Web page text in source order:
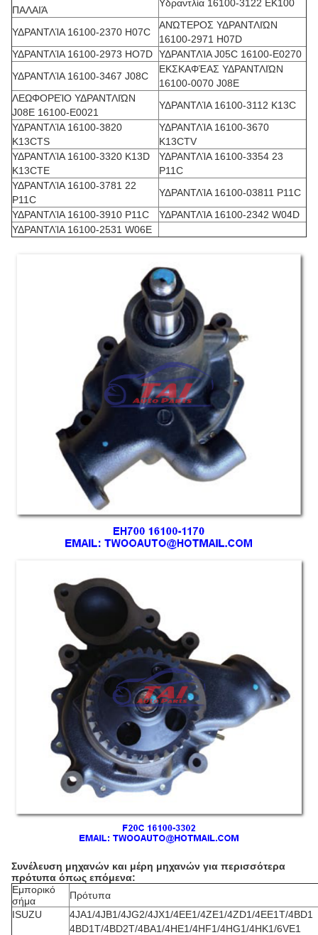
ΠΑΛΑΙΆ
Υδραντλία 16100-3122 EK100
ΥΔΡΑΝΤΛΊΑ 16100-2370 H07C
ΑΝΏΤΕΡΟΣ ΥΔΡΑΝΤΛΙΏΝ
16100-2971 H07D
ΥΔΡΑΝΤΛΊΑ 16100-2973 HO7D ΥΔΡΑΝΤΛΊΑ J05C 16100-E0270
ΥΔΡΑΝΤΛΊΑ 16100-3467 J08C
ΕΚΣΚΑΦΈΑΣ ΥΔΡΑΝΤΛΙΏΝ
16100-0070 J08E
ΛΕΩΦΟΡΕΊΟ ΥΔΡΑΝΤΛΙΏΝ
J08E 16100-E0021
ΥΔΡΑΝΤΛΊΑ 16100-3112 K13C
ΥΔΡΑΝΤΛΊΑ 16100-3820
K13CTS
ΥΔΡΑΝΤΛΊΑ 16100-3670
K13CTV
ΥΔΡΑΝΤΛΊΑ 16100-3320 K13D
K13CTE
ΥΔΡΑΝΤΛΊΑ 16100-3354 23
P11C
ΥΔΡΑΝΤΛΊΑ 16100-3781 22
P11C
ΥΔΡΑΝΤΛΊΑ 16100-03811 P11C
ΥΔΡΑΝΤΛΊΑ 16100-3910 P11C
ΥΔΡΑΝΤΛΊΑ 16100-2342 W04D
ΥΔΡΑΝΤΛΊΑ 16100-2531 W06E
Συνέλευση μηχανών και μέρη μηχανών για περισσότερα
πρότυπα όπως επόμενα:
Εμπορικό
σήμα
Πρότυπα
ISUZU
4JA1/4JB1/4JG2/4JX1/4EE1/4ZE1/4ZD1/4EE1T/4BD1
4BD1T/4BD2T/4BA1/4HE1/4HF1/4HG1/4HK1/6VE1